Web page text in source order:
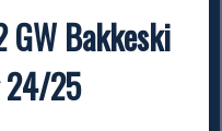
GW Bakkeski
25
m/Binding 24/25
6499,-